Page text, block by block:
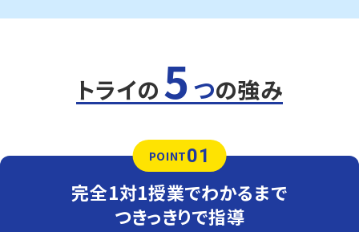
ってすぐに通えます。部活後に通塾する生徒さまも多くいま
数学（教科書：数研出版）
九州学院中は学校で解いた問題やその類題が出題される
ため、日々の復習が成績アップのポイントです。テスト本番
題をわかるまでつきっきりでサポートします。
英語（教科書：東京書籍）
九州学院中は学校で扱った単語・文法やその応用がテスト
に出題されることが多いため、学校の復習が得点アップの
ポイントです。過去の単元の理解度が点数に影響するた
め、必要に応じてさかのぼってサポートします。
トライの 5 つの強み
POINT01
完全1対1授業でわかるまで
つきっきりで指導